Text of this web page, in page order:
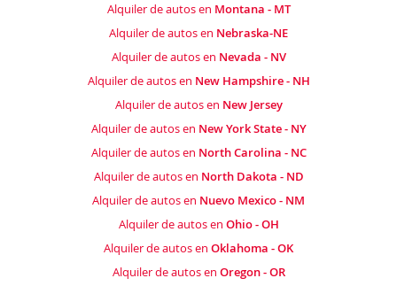
Alquiler de autos en Montana - MT
Alquiler de autos en Nebraska-NE
Alquiler de autos en Nevada - NV
Alquiler de autos en New Hampshire - NH
Alquiler de autos en New Jersey
Alquiler de autos en New York State - NY
Alquiler de autos en North Carolina - NC
Alquiler de autos en North Dakota - ND
Alquiler de autos en Nuevo Mexico - NM
Alquiler de autos en Ohio - OH
Alquiler de autos en Oklahoma - OK
Alquiler de autos en Oregon - OR